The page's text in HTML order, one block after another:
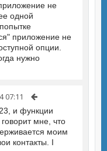
не
одной
приложение не
опции.
нужно
07:11
и функции
мне, что
моим
контакты. I